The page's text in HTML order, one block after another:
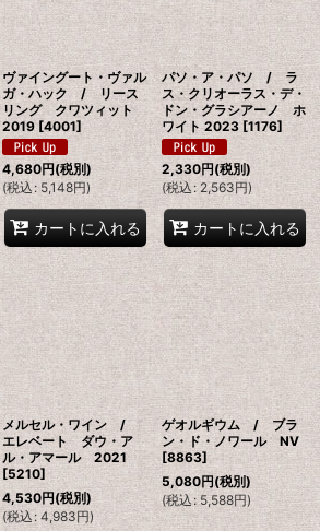
ヴァイングート・ヴァル
ガ・ハック / リース
リング クワツィット
2019 [4001]
4,680円(税別)
(税込: 5,148円)
カートに入れる
パソ・ア・パソ / ラ
ス・クリオーラス・デ・
ドン・グラシアーノ ホ
ワイト 2023 [1176]
2,330円(税別)
(税込: 2,563円)
カートに入れる
メルセル・ワイン /
エレベート ダウ・ア
ル・アマール 2021
[5210]
4,530円(税別)
(税込 : 4,983円)
ゲオルギウム / ブラ
ン・ド・ノワール NV
[8863]
5,080円(税別)
(税込 : 5,588円)